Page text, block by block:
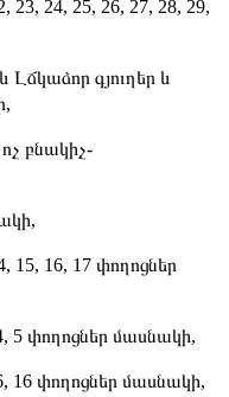
23, 24, 25, 26, 27, 28, 29,
Լճկաձոր գյուղեր և
բնակիչ-
15, 16, 17 փողոցներ
5 փողոցներ մասնակի,
16 փողոցներ մասնակի,